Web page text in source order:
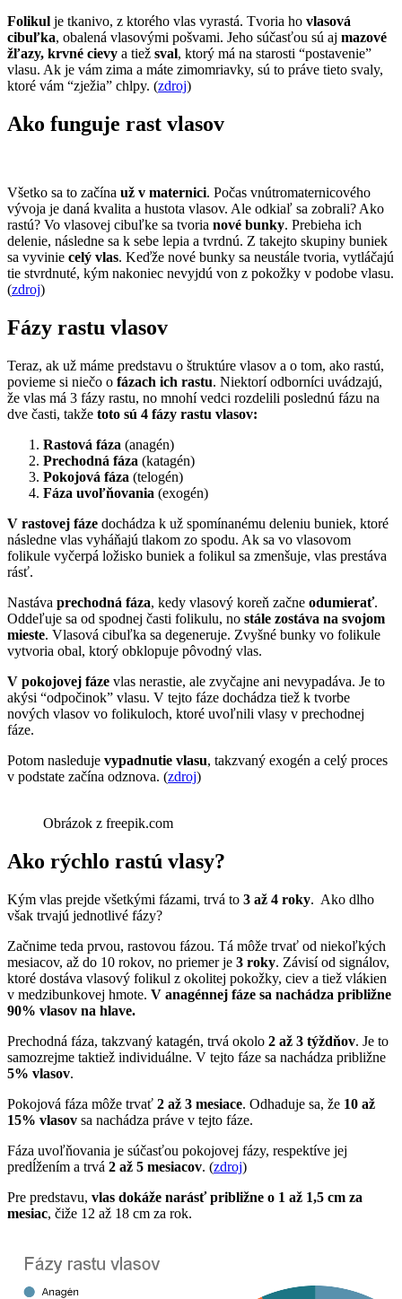
Folikul je tkanivo, z ktorého vlas vyrastá. Tvoria ho vlasová
cibuľka, obalená vlasovými pošvami. Jeho súčasťou sú aj mazové
žľazy, krvné cievy a tiež sval, ktorý má na starosti “postavenie”
vlasu. Ak je vám zima a máte zimomriavky, sú to práve tieto svaly,
ktoré vám “zježia” chlpy. (zdroj)
Ako funguje rast vlasov
Všetko sa to začína už v maternici. Počas vnútromaternicového
vývoja je daná kvalita a hustota vlasov. Ale odkiaľ sa zobrali? Ako
rastú? Vo vlasovej cibuľke sa tvoria nové bunky. Prebieha ich
delenie, následne sa k sebe lepia a tvrdnú. Z takejto skupiny buniek
sa vyvinie celý vlas. Keďže nové bunky sa neustále tvoria, vytláčajú
tie stvrdnuté, kým nakoniec nevyjdú von z pokožky v podobe vlasu.
(zdroj)
Fázy rastu vlasov
Teraz, ak už máme predstavu o štruktúre vlasov a o tom, ako rastú,
povieme si niečo o fázach ich rastu. Niektorí odborníci uvádzajú,
že vlas má 3 fázy rastu, no mnohí vedci rozdelili poslednú fázu na
dve časti, takže toto sú 4 fázy rastu vlasov:
Rastová fáza (anagén)
Prechodná fáza (katagén)
Pokojová fáza (telogén)
Fáza uvoľňovania (exogén)
V rastovej fáze dochádza k už spomínanému deleniu buniek, ktoré
následne vlas vyháňajú tlakom zo spodu. Ak sa vo vlasovom
folikule vyčerpá ložisko buniek a folikul sa zmenšuje, vlas prestáva
rásť.
Nastáva prechodná fáza, kedy vlasový koreň začne odumierať.
Oddeľuje sa od spodnej časti folikulu, no stále zostáva na svojom
mieste. Vlasová cibuľka sa degeneruje. Zvyšné bunky vo folikule
vytvoria obal, ktorý obklopuje pôvodný vlas.
V pokojovej fáze vlas nerastie, ale zvyčajne ani nevypadáva. Je to
akýsi “odpočinok” vlasu. V tejto fáze dochádza tiež k tvorbe
nových vlasov vo folikuloch, ktoré uvoľnili vlasy v prechodnej
fáze.
Potom nasleduje vypadnutie vlasu, takzvaný exogén a celý proces
v podstate začína odznova. (zdroj)
Obrázok z freepik.com
Ako rýchlo rastú vlasy?
Kým vlas prejde všetkými fázami, trvá to 3 až 4 roky. Ako dlho
však trvajú jednotlivé fázy?
Začnime teda prvou, rastovou fázou. Tá môže trvať od niekoľkých
mesiacov, až do 10 rokov, no priemer je 3 roky. Závisí od signálov,
ktoré dostáva vlasový folikul z okolitej pokožky, ciev a tiež vlákien
v medzibunkovej hmote. V anagénnej fáze sa nachádza približne
90% vlasov na hlave.
Prechodná fáza, takzvaný katagén, trvá okolo 2 až 3 týždňov. Je to
samozrejme taktiež individuálne. V tejto fáze sa nachádza približne
5% vlasov.
Pokojová fáza môže trvať 2 až 3 mesiace. Odhaduje sa, že 10 až
15% vlasov sa nachádza práve v tejto fáze.
Fáza uvoľňovania je súčasťou pokojovej fázy, respektíve jej
predĺžením a trvá 2 až 5 mesiacov. (zdroj)
Pre predstavu, vlas dokáže narásť približne o 1 až 1,5 cm za
mesiac, čiže 12 až 18 cm za rok.